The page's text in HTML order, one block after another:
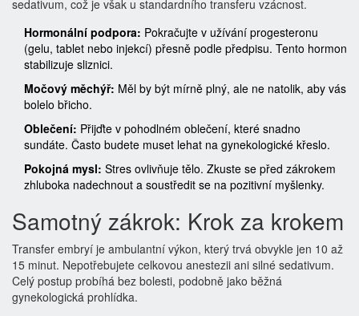
sedativum, což je však u standardního transferu vzácnost.
Hormonální podpora: Pokračujte v užívání progesteronu
(gelu, tablet nebo injekcí) přesně podle předpisu. Tento hormon
stabilizuje sliznici.
Močový měchýř: Měl by být mírně plný, ale ne natolik, aby vás
bolelo břicho.
Oblečení: Přijďte v pohodlném oblečení, které snadno
sundáte. Často budete muset lehat na gynekologické křeslo.
Pokojná mysl: Stres ovlivňuje tělo. Zkuste se před zákrokem
zhluboka nadechnout a soustředit se na pozitivní myšlenky.
Samotný zákrok: Krok za krokem
Transfer embryí je ambulantní výkon, který trvá obvykle jen 10 až
15 minut. Nepotřebujete celkovou anestezii ani silné sedativum.
Celý postup probíhá bez bolesti, podobně jako běžná
gynekologická prohlídka.